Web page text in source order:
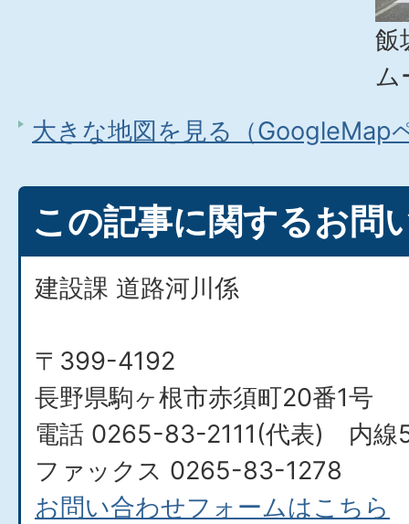
飯
ム
大きな地図を見る（GoogleMap
この記事に関するお問
建設課 道路河川係
〒399-4192
長野県駒ヶ根市赤須町20番1号
電話 0265-83-2111(代表) 内線
ファックス 0265-83-1278
お問い合わせフォームはこちら